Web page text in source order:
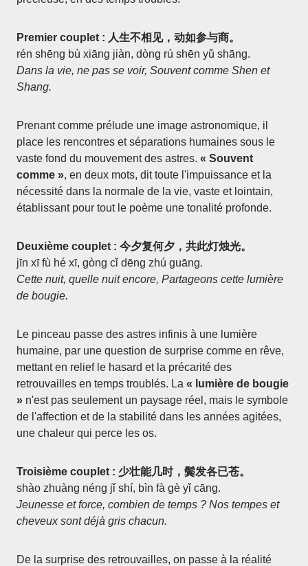
Premier couplet : 人生不相见，动如参与商。
rén shēng bù xiāng jiàn, dòng rú shēn yǔ shāng.
Dans la vie, ne pas se voir, Souvent comme Shen et
Shang.
Prenant comme prélude une image astronomique, il
place les rencontres et séparations humaines sous le
vaste fond du mouvement des astres. « Souvent
comme », en deux mots, dit toute l'impuissance et la
nécessité dans la normale de la vie, vaste et lointain,
établissant pour tout le poème une tonalité profonde.
Deuxième couplet : 今夕复何夕，共此灯烛光。
jīn xī fù hé xī, gòng cǐ dēng zhú guāng.
Cette nuit, quelle nuit encore, Partageons cette lumière
de bougie.
Le pinceau passe des astres infinis à une lumière
humaine, par une question de surprise comme en rêve,
mettant en relief le hasard et la précarité des
retrouvailles en temps troublés. La « lumière de bougie
» n'est pas seulement un paysage réel, mais le symbole
de l'affection et de la stabilité dans les années agitées,
une chaleur qui perce les os.
Troisième couplet : 少壮能几时，鬓发各已苍。
shào zhuàng néng jǐ shí, bìn fà gè yǐ cāng.
Jeunesse et force, combien de temps ? Nos tempes et
cheveux sont déjà gris chacun.
De la surprise des retrouvailles, on passe à la réalité